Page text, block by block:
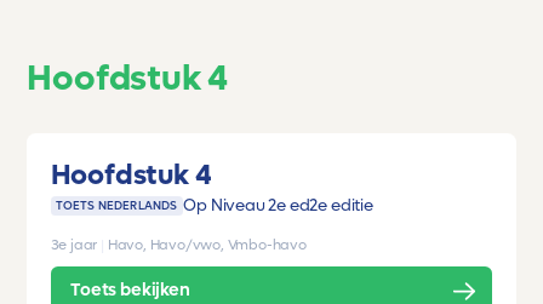
Hoofdstuk 4
Hoofdstuk 4
TOETS NEDERLANDS Op Niveau 2e ed2e editie
3e jaar Havo, Havo/vwo, Vmbo-havo
Toets bekijken